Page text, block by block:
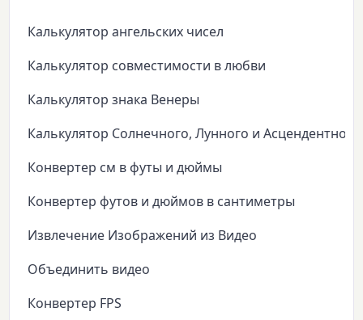
Калькулятор ангельских чисел
Калькулятор совместимости в любви
Калькулятор знака Венеры
Калькулятор Солнечного, Лунного и Асцендентного
Конвертер см в футы и дюймы
Конвертер футов и дюймов в сантиметры
Извлечение Изображений из Видео
Объединить видео
Конвертер FPS